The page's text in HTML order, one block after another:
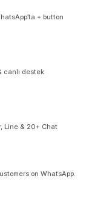
+ button
canlı destek
Line & 20+ Chat
on WhatsApp.